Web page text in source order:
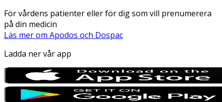
För vårdens patienter eller för dig som vill prenumerera
på din medicin
Läs mer om Apodos och Dospac
Ladda ner vår app